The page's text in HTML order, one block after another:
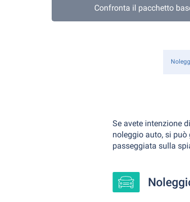
Confronta il pacchetto
Se avete intenzione
noleggio auto, si
passeggiata sulla